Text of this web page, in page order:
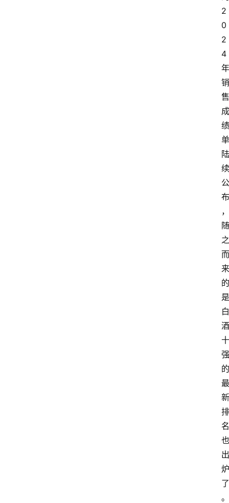
2
0
2
4
年
销
售
成
绩
单
陆
续
公
布
，
随
之
而
来
的
是
白
酒
十
强
的
最
新
排
名
也
出
炉
了
。